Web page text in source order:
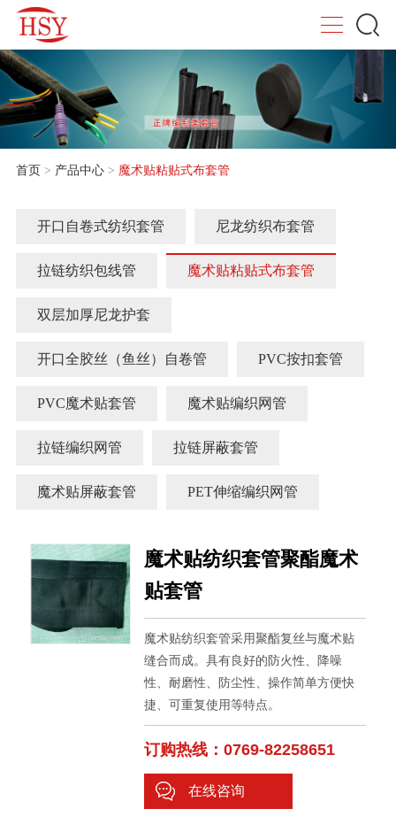
首页 > 产品中心> 魔术贴粘贴式布套管
开口自卷式纺织套管 尼龙纺织布套管
拉链纺织包线管 魔术贴粘贴式布套管
双层加厚尼龙护套
开口全胶丝（鱼丝）自卷管 PVC按扣套管
PVC魔术贴套管 魔术贴编织网管
拉链编织网管 拉链屏蔽套管
魔术贴屏蔽套管 PET伸缩编织网管
魔术贴纺织套管聚酯魔术
贴套管
魔术贴纺织套管采用聚酯复丝与魔术贴
缝合而成。具有良好的防火性、降噪
性、耐磨性、防尘性、操作简单方便快
捷、可重复使用等特点。
订购热线：0769-82258651
在线咨询